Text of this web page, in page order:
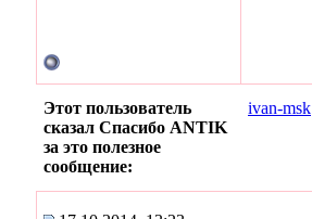
Этот пользователь
сказал Спасибо ANTIK
за это полезное
сообщение:
ivan-msk